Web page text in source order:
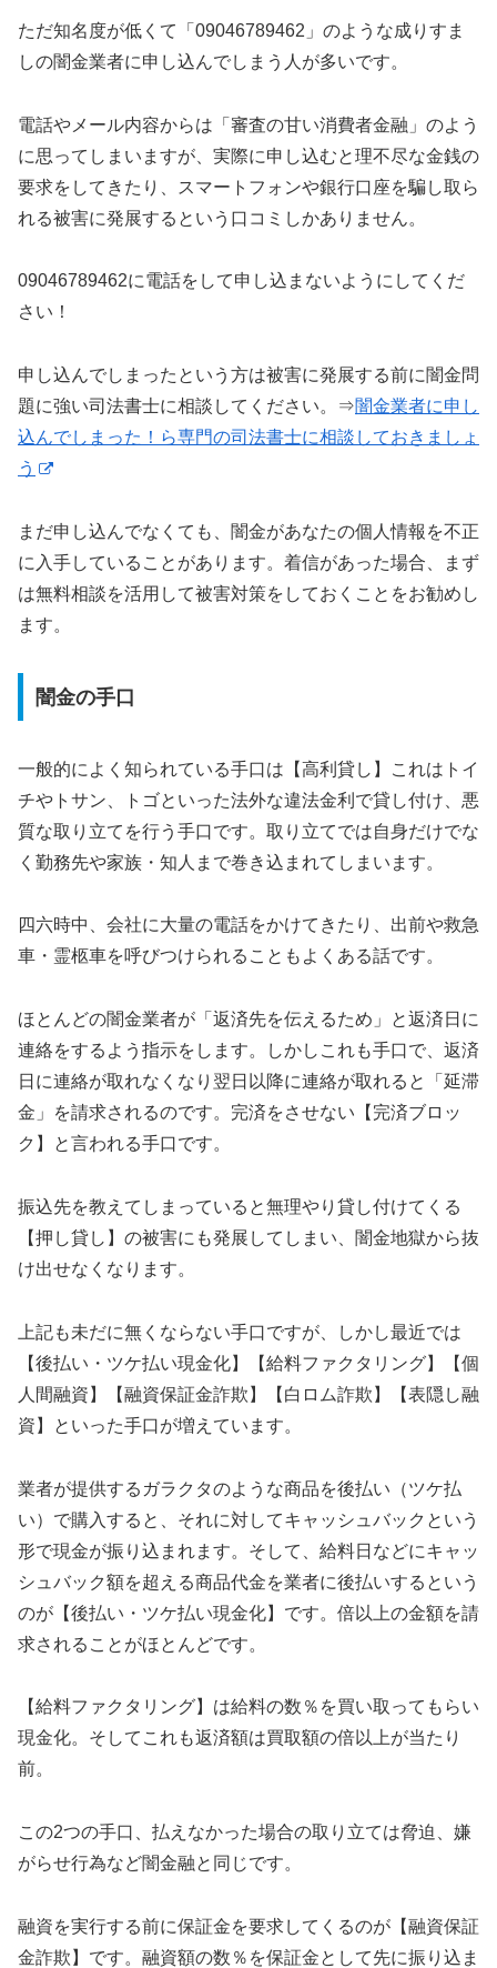
ただ知名度が低くて「09046789462」のような成りすま
しの闇金業者に申し込んでしまう人が多いです。
電話やメール内容からは「審査の甘い消費者金融」のよう
に思ってしまいますが、実際に申し込むと理不尽な金銭の
要求をしてきたり、スマートフォンや銀行口座を騙し取ら
れる被害に発展するという口コミしかありません。
09046789462に電話をして申し込まないようにしてくだ
さい！
申し込んでしまったという方は被害に発展する前に闇金問
題に強い司法書士に相談してください。⇒闇金業者に申し
込んでしまった！ら専門の司法書士に相談しておきましょ
う
まだ申し込んでなくても、闇金があなたの個人情報を不正
に入手していることがあります。着信があった場合、まず
は無料相談を活用して被害対策をしておくことをお勧めし
ます。
闇金の手口
一般的によく知られている手口は【高利貸し】これはトイ
チやトサン、トゴといった法外な違法金利で貸し付け、悪
質な取り立てを行う手口です。取り立てでは自身だけでな
く勤務先や家族・知人まで巻き込まれてしまいます。
四六時中、会社に大量の電話をかけてきたり、出前や救急
車・霊柩車を呼びつけられることもよくある話です。
ほとんどの闇金業者が「返済先を伝えるため」と返済日に
連絡をするよう指示をします。しかしこれも手口で、返済
日に連絡が取れなくなり翌日以降に連絡が取れると「延滞
金」を請求されるのです。完済をさせない【完済ブロッ
ク】と言われる手口です。
振込先を教えてしまっていると無理やり貸し付けてくる
【押し貸し】の被害にも発展してしまい、闇金地獄から抜
け出せなくなります。
上記も未だに無くならない手口ですが、しかし最近では
【後払い・ツケ払い現金化】【給料ファクタリング】【個
人間融資】【融資保証金詐欺】【白ロム詐欺】【表隠し融
資】といった手口が増えています。
業者が提供するガラクタのような商品を後払い（ツケ払
い）で購入すると、それに対してキャッシュバックという
形で現金が振り込まれます。そして、給料日などにキャッ
シュバック額を超える商品代金を業者に後払いするという
のが【後払い・ツケ払い現金化】です。倍以上の金額を請
求されることがほとんどです。
【給料ファクタリング】は給料の数％を買い取ってもらい
現金化。そしてこれも返済額は買取額の倍以上が当たり
前。
この2つの手口、払えなかった場合の取り立ては脅迫、嫌
がらせ行為など闇金融と同じです。
融資を実行する前に保証金を要求してくるのが【融資保証
金詐欺】です。融資額の数％を保証金として先に振り込ま